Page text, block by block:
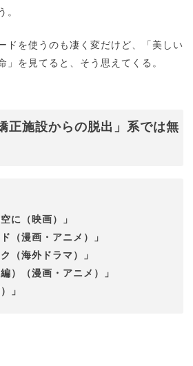
。
ドを使うのも凄く変だけど、「美しい
」を見てると、そう思えてくる。
正施設からの脱出」系では無
に（映画）」
（漫画・アニメ）」
（海外ドラマ）」
）（漫画・アニメ）」
」